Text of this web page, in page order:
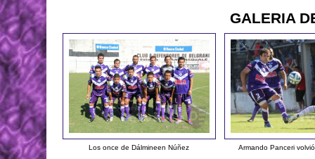
GALERIA
Los once de Dálmineen Núñez Armando Panceri